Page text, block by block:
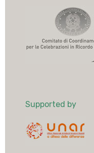
Supported by